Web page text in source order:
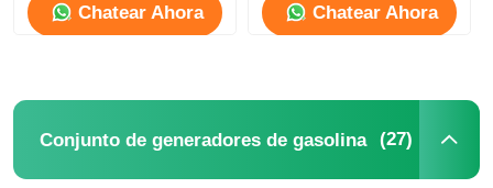
Chatear Ahora Chatear Ahora
Conjunto de generadores de gasolina (27)